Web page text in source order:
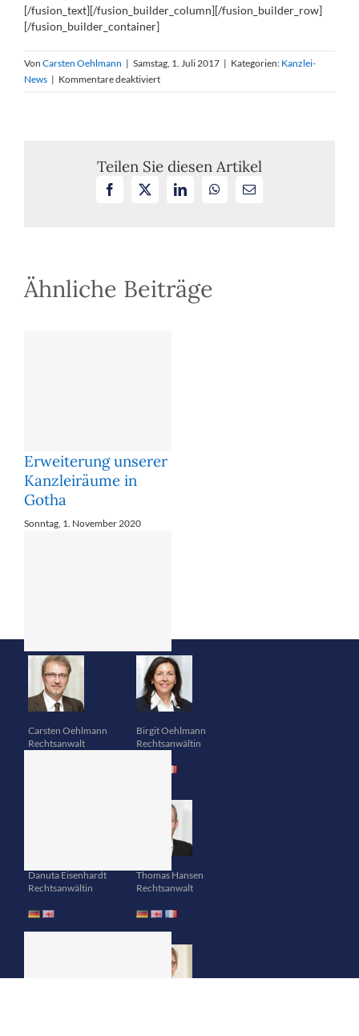
[/fusion_text][/fusion_builder_column][/fusion_builder_row]
[/fusion_builder_container]
Von Carsten Oehlmann | Samstag, 1. Juli 2017 | Kategorien: Kanzlei-
News | Kommentare deaktiviertfür
Neue
Kanzlei
Teilen Sie diesen Artikel
Facebook LinkedInWhatsApp
E-
Ähnliche Beiträge
Carsten Oehlmann
Rechtsanwalt
Birgit Oehlmann
Rechtsanwältin
Rechtsanwältin
Thomas Hansen
Rechtsanwalt